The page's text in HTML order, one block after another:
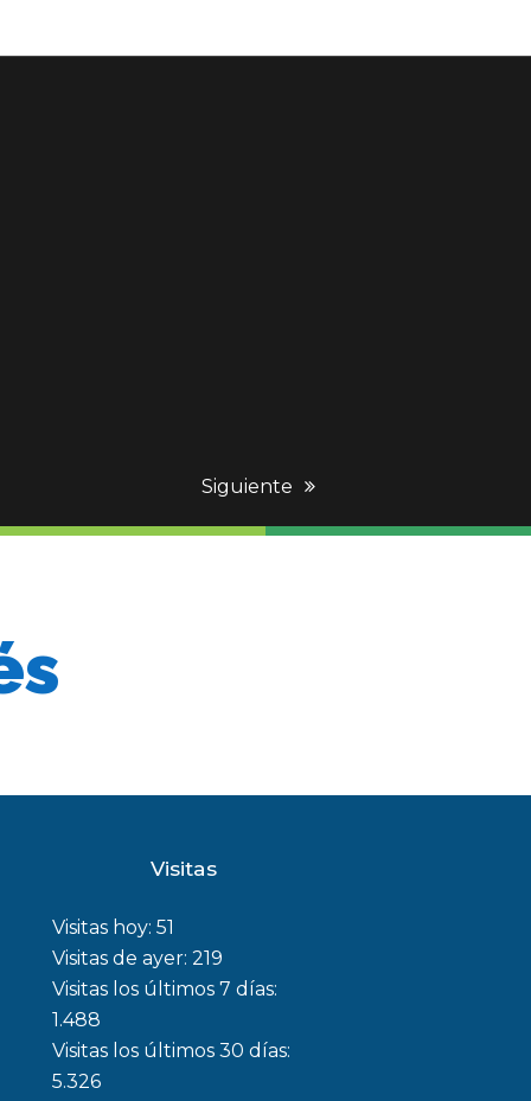
next
Siguiente
Visitas
Visitas hoy: 51
Visitas de ayer: 219
Visitas los últimos 7 días:
1.488
Visitas los últimos 30 días:
5.326